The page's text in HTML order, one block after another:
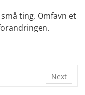
ting. Omfavn et
Next